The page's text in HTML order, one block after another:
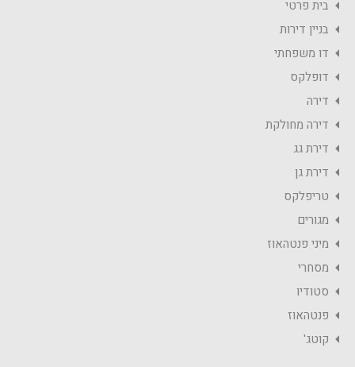
בית פרטי
בניין דירות
דו משפחתי
דופלקס
דירה
דירה מחולקת
דירת גג
דירת גן
טריפלקס
מגורים
מיני פנטהאוז
מסחרי
סטודיו
פנטהאוז
קוטג'